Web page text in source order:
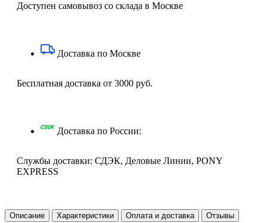
Доступен самовывоз со склада в Москве
Доставка по Москве
Бесплатная доставка от 3000 руб.
Доставка по России:
Службы доставки: СДЭК, Деловые Линии, PONY
EXPRESS
Описание Характеристики Оплата и доставка Отзывы